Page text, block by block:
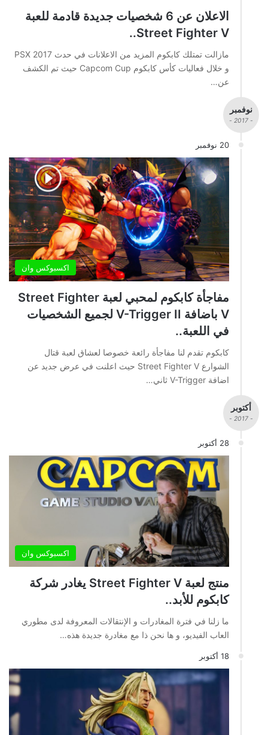
الاعلان عن 6 شخصيات جديدة قادمة للعبة
Street Fighter V..
مازالت تمتلك كابكوم المزيد من الاعلانات في حدث PSX 2017
و خلال فعاليات كأس كابكوم Capcom Cup حيث تم الكشف
عن…
نوفمبر
- 2017 -
20 نوفمبر
اكسبوكس وان
مفاجأة كابكوم لمحبي لعبة Street Fighter
V باضافة V-Trigger II لجميع الشخصيات
في اللعبة..
كابكوم تقدم لنا مفاجأة رائعة خصوصا لعشاق لعبة قتال
الشوارع Street Fighter V حيث اعلنت في عرض جديد عن
اضافة V-Trigger ثاني…
أكتوبر
- 2017 -
28 أكتوبر
اكسبوكس وان
منتج لعبة Street Fighter V يغادر شركة
كابكوم للأبد..
ما زلنا في فترة المغادرات و الإنتقالات المعروفة لدى مطوري
العاب الفيديو، و ها نحن ذا مع مغادرة جديدة هذه…
18 أكتوبر